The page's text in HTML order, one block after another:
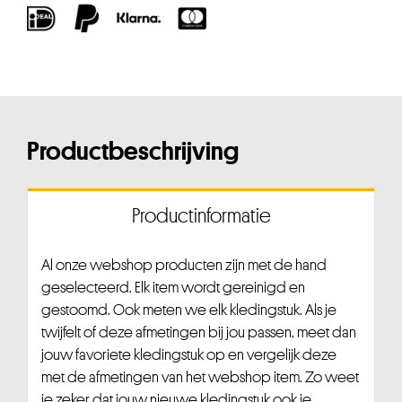
Productbeschrijving
Productinformatie
Al onze webshop producten zijn met de hand
geselecteerd. Elk item wordt gereinigd en
gestoomd. Ook meten we elk kledingstuk. Als je
twijfelt of deze afmetingen bij jou passen, meet dan
jouw favoriete kledingstuk op en vergelijk deze
met de afmetingen van het webshop item. Zo weet